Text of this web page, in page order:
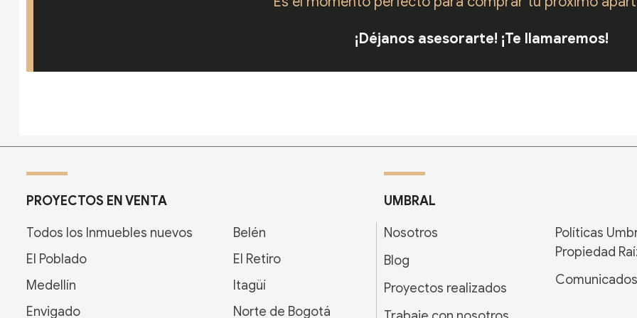
¡Déjanos asesorarte! ¡Te llamaremos!
PROYECTOS EN VENTA
Todos los Inmuebles nuevos
El Poblado
Medellín
Envigado
Belén
El Retiro
Itagüí
Norte de Bogotá
UMBRAL
Nosotros
Blog
Proyectos realizados
Políticas
Propiedad